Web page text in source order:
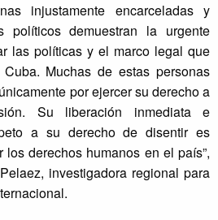
injustamente encarceladas y
políticos demuestran la urgente
las políticas y el marco legal que
Muchas de estas personas
por ejercer su derecho a
Su liberación inmediata e
a su derecho de disentir es
derechos humanos en el país”,
investigadora regional para